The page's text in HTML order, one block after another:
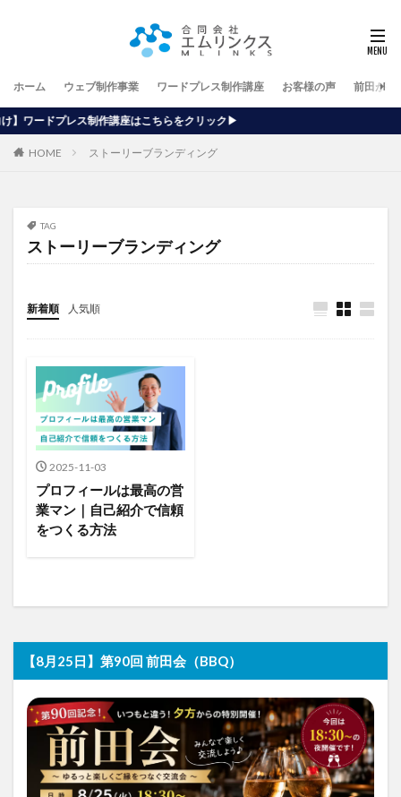
ホーム ウェブ制作事業 ワードプレス制作講座 お客様の声 前田が行
座はこちらをクリック▶
HOME ストーリーブランディング
TAG
ストーリーブランディング
新着順 人気順
2025-11-03
プロフィールは最高の営
業マン｜自己紹介で信頼
をつくる方法
【8月25日】第90回 前田会（BBQ）